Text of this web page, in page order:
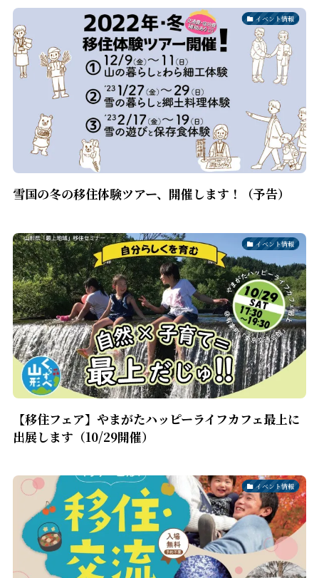
イベント情報
雪国の冬の移住体験ツアー、開催します！（予告）
イベント情報
【移住フェア】やまがたハッピーライフカフェ最上に
出展します（10/29開催）
イベント情報